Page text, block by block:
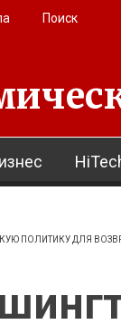
Поиск
ПОЛИТИКУ ДЛЯ